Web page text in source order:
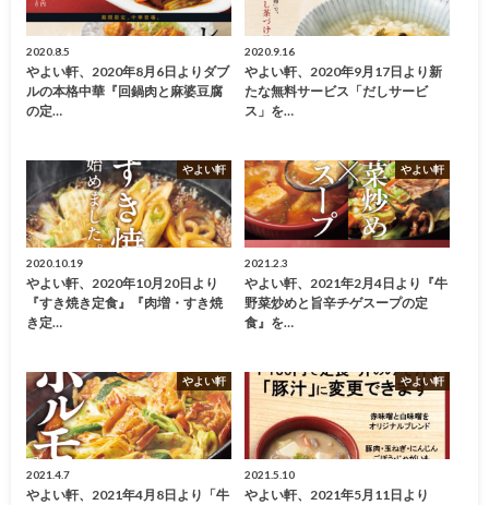
2020.8.5
やよい軒、2020年8月6日よりダブ
ルの本格中華『回鍋肉と麻婆豆腐
の定…
2020.9.16
やよい軒、2020年9月17日より新
たな無料サービス「だしサービ
ス」を…
やよい軒
2020.10.19
やよい軒、2020年10月20日より
『すき焼き定食』『肉増・すき焼
き定…
やよい軒
2021.2.3
やよい軒、2021年2月4日より『牛
野菜炒めと旨辛チゲスープの定
食』を…
やよい軒
2021.4.7
やよい軒、2021年4月8日より「牛
やよい軒
2021.5.10
やよい軒、2021年5月11日より